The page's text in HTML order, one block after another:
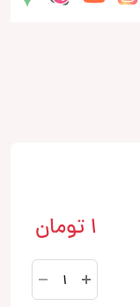
1 تومان
XS-
NW1201